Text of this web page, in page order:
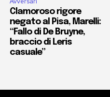
Clamoroso rigore
negato al Pisa, Marelli:
“Fallo di De Bruyne,
braccio di Leris
casuale”